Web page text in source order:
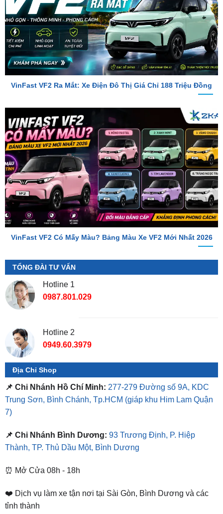
VinFast VF2 Ra Mắt: Xe Điện Đô Thị Giá Chỉ 188 Triệu Đồng
VinFast VF2 Có Mấy Màu? Bảng Màu Xe VF2 Mới Nhất 2026
TỔNG ĐÀI TƯ VẤN
Hotline 1
0987.801.029
Hotline 2
0949.60.3979
Địa Chỉ Shop
📌 Chi Nhánh Hồ Chí Minh: 277-279 Đường số 9A, KDC
Trung Sơn, Bình Chánh, Tp.HCM (giáp khu Him Lam Quận
7)
📌 Chi Nhánh Bình Dương: 93 Trương Định, P. Hiệp
Thành, TP. Thủ Dầu Một, Bình Dương
⏰ Mở Cửa 08h - 18h
❤️ Dịch vụ làm xe tận nơi tại Sài Gòn, Bình Dương và các
tỉnh thành